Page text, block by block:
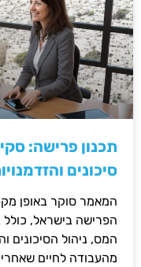
תכנון פרישה:
סיכונים
המאמר סוקר באופן
הפרישה בישראל,
המס, ניהול הסיכונים
מהעבודה לחיים